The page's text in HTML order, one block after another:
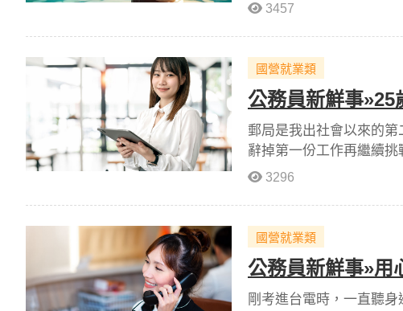
3457
國營就業類
公務員新鮮事»25
郵局是我出社會以來的
辭掉第一份工作再繼續
3296
國營就業類
公務員新鮮事»用
剛考進台電時，一直聽